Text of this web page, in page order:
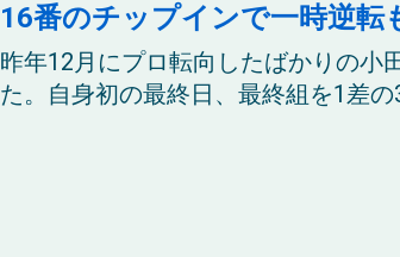
16番のチップインで一時逆転
昨年12月にプロ転向したばかりの小
た。自身初の最終日、最終組を1差